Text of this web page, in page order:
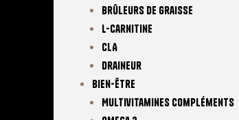
Brûleurs De Graisse
L-Carnitine
CLA
Draineur
Bien-Être
Multivitamines Compléments